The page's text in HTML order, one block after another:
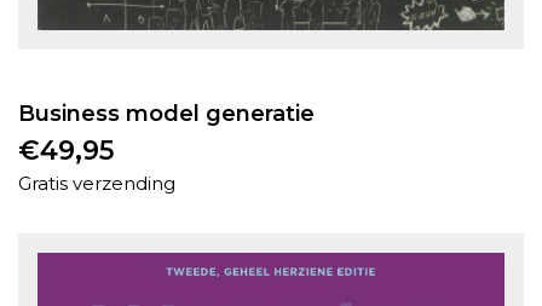
Business model generatie
€49,95
Gratis verzending